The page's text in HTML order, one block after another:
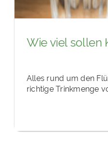
Wie viel sollen
Alles rund um den
richtige Trinkmenge